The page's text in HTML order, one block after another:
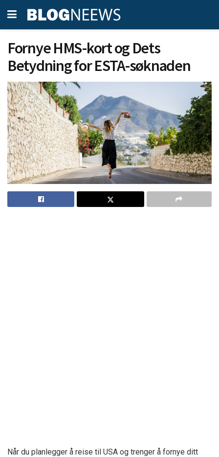
Fornye HMS-kort og Dets
Betydning for ESTA-søknaden
Når du planlegger å reise til USA og trenger å fornye ditt